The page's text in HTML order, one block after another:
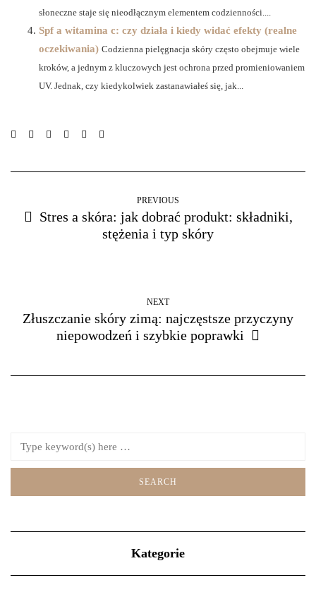
słoneczne staje się nieodłącznym elementem codzienności....
Spf a witamina c: czy działa i kiedy widać efekty (realne
oczekiwania) Codzienna pielęgnacja skóry często obejmuje wiele
kroków, a jednym z kluczowych jest ochrona przed promieniowaniem
UV. Jednak, czy kiedykolwiek zastanawiałeś się, jak...
PREVIOUS
Stres a skóra: jak dobrać produkt: składniki,
stężenia i typ skóry
NEXT
Złuszczanie skóry zimą: najczęstsze przyczyny
niepowodzeń i szybkie poprawki
Kategorie